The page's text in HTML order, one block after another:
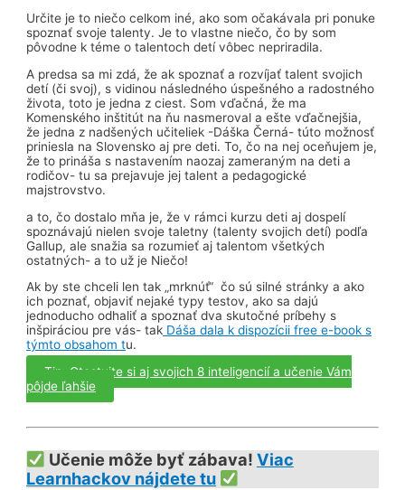
Určite je to niečo celkom iné, ako som očakávala pri ponuke
spoznať svoje talenty. Je to vlastne niečo, čo by som
pôvodne k téme o talentoch detí vôbec nepriradila.
A predsa sa mi zdá, že ak spoznať a rozvíjať talent svojich
detí (či svoj), s vidinou následného úspešného a radostného
života, toto je jedna z ciest. Som vďačná, že ma
Komenského inštitút na ňu nasmeroval a ešte vďačnejšia,
že jedna z nadšených učiteliek -Dáška Černá- túto možnosť
priniesla na Slovensko aj pre deti. To, čo na nej oceňujem je,
že to prináša s nastavením naozaj zameraným na deti a
rodičov- tu sa prejavuje jej talent a pedagogické
majstrovstvo.
a to, čo dostalo mňa je, že v rámci kurzu deti aj dospelí
spoznávajú nielen svoje taletny (talenty svojich detí) podľa
Gallup, ale snažia sa rozumieť aj talentom všetkých
ostatných- a to už je Niečo!
Ak by ste chceli len tak „mrknúť“ čo sú silné stránky a ako
ich poznať, objaviť nejaké typy testov, ako sa dajú
jednoducho odhaliť a spoznať dva skutočné príbehy s
inšpiráciou pre vás- tak Dáša dala k dispozícii free e-book s
týmto obsahom tu.
Tip: Otestujte si aj svojich 8 inteligencií a učenie Vám
pôjde ľahšie
Učenie môže byť zábava! Viac
Learnhackov nájdete tu